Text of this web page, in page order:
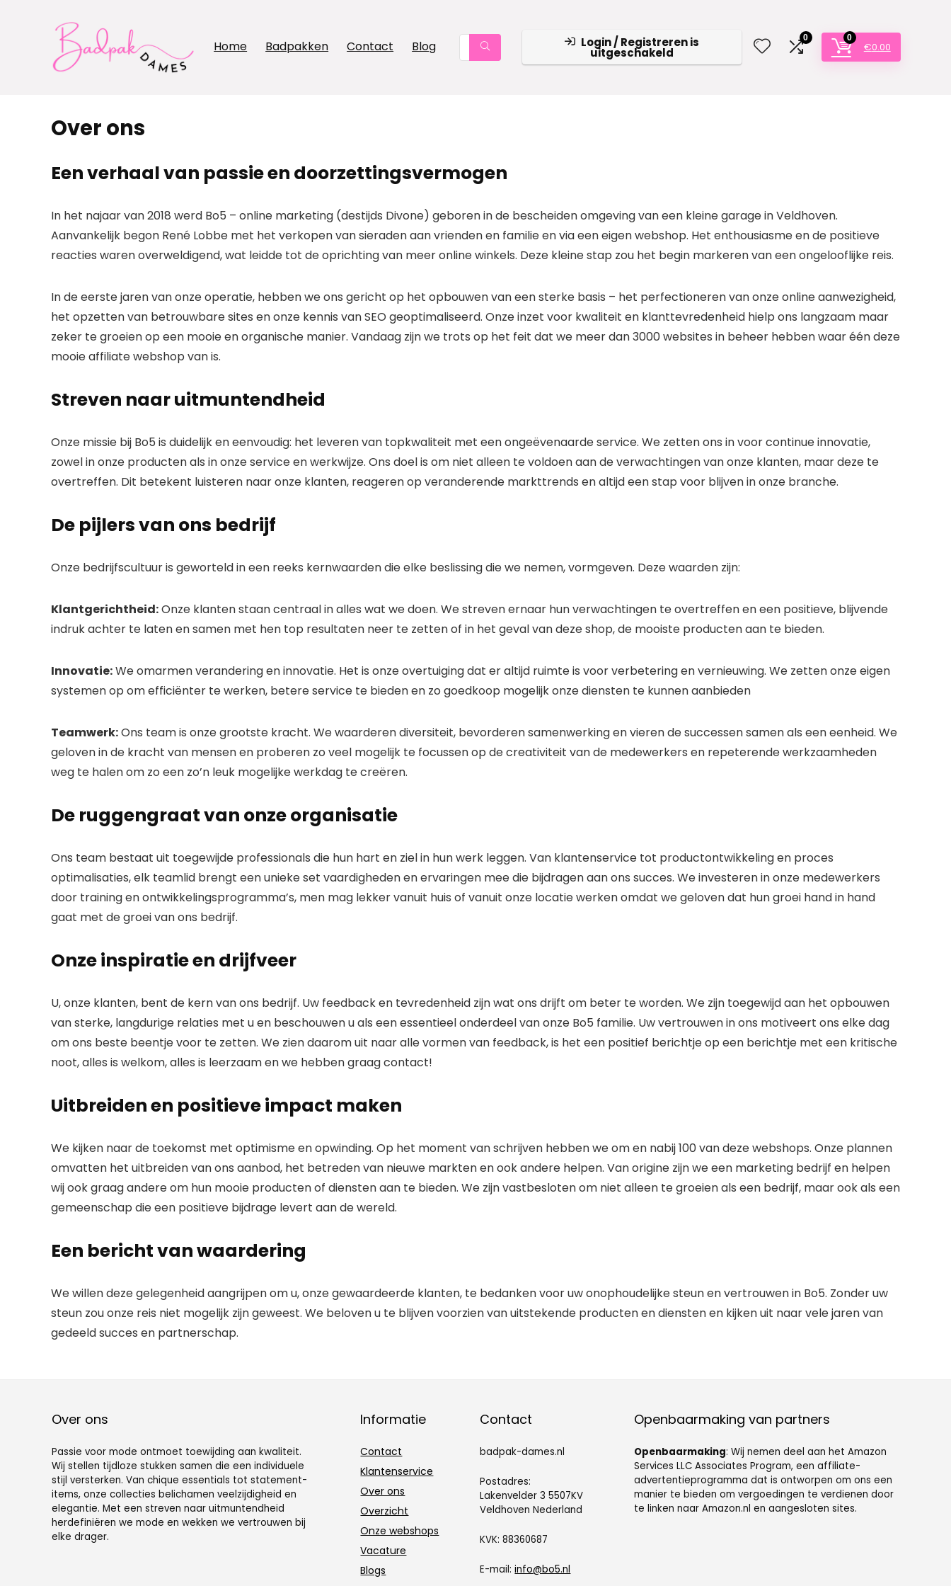
Home Badpakken Contact Blog Login / Registreren is
uitgeschakeld
0 0
€0.00
Over ons
Een verhaal van passie en doorzettingsvermogen
In het najaar van 2018 werd Bo5 – online marketing (destijds Divone) geboren in de bescheiden omgeving van een kleine garage in Veldhoven.
Aanvankelijk begon René Lobbe met het verkopen van sieraden aan vrienden en familie en via een eigen webshop. Het enthousiasme en de positieve
reacties waren overweldigend, wat leidde tot de oprichting van meer online winkels. Deze kleine stap zou het begin markeren van een ongelooflijke reis.
In de eerste jaren van onze operatie, hebben we ons gericht op het opbouwen van een sterke basis – het perfectioneren van onze online aanwezigheid,
het opzetten van betrouwbare sites en onze kennis van SEO geoptimaliseerd. Onze inzet voor kwaliteit en klanttevredenheid hielp ons langzaam maar
zeker te groeien op een mooie en organische manier. Vandaag zijn we trots op het feit dat we meer dan 3000 websites in beheer hebben waar één deze
mooie affiliate webshop van is.
Streven naar uitmuntendheid
Onze missie bij Bo5 is duidelijk en eenvoudig: het leveren van topkwaliteit met een ongeëvenaarde service. We zetten ons in voor continue innovatie,
zowel in onze producten als in onze service en werkwijze. Ons doel is om niet alleen te voldoen aan de verwachtingen van onze klanten, maar deze te
overtreffen. Dit betekent luisteren naar onze klanten, reageren op veranderende markttrends en altijd een stap voor blijven in onze branche.
De pijlers van ons bedrijf
Onze bedrijfscultuur is geworteld in een reeks kernwaarden die elke beslissing die we nemen, vormgeven. Deze waarden zijn:
Klantgerichtheid:Onze klanten staan ​​centraal in alles wat we doen. We streven ernaar hun verwachtingen te overtreffen en een positieve, blijvende
indruk achter te laten en samen met hen top resultaten neer te zetten of in het geval van deze shop, de mooiste producten aan te bieden.
Innovatie:We omarmen verandering en innovatie. Het is onze overtuiging dat er altijd ruimte is voor verbetering en vernieuwing. We zetten onze eigen
systemen op om efficiënter te werken, betere service te bieden en zo goedkoop mogelijk onze diensten te kunnen aanbieden
Teamwerk:Ons team is onze grootste kracht. We waarderen diversiteit, bevorderen samenwerking en vieren de successen samen als een eenheid. We
geloven in de kracht van mensen en proberen zo veel mogelijk te focussen op de creativiteit van de medewerkers en repeterende werkzaamheden
weg te halen om zo een zo’n leuk mogelijke werkdag te creëren.
De ruggengraat van onze organisatie
Ons team bestaat uit toegewijde professionals die hun hart en ziel in hun werk leggen. Van klantenservice tot productontwikkeling en proces
optimalisaties, elk teamlid brengt een unieke set vaardigheden en ervaringen mee die bijdragen aan ons succes. We investeren in onze medewerkers
door training en ontwikkelingsprogramma’s, men mag lekker vanuit huis of vanuit onze locatie werken omdat we geloven dat hun groei hand in hand
gaat met de groei van ons bedrijf.
Onze inspiratie en drijfveer
U, onze klanten, bent de kern van ons bedrijf. Uw feedback en tevredenheid zijn wat ons drijft om beter te worden. We zijn toegewijd aan het opbouwen
van sterke, langdurige relaties met u en beschouwen u als een essentieel onderdeel van onze Bo5 familie. Uw vertrouwen in ons motiveert ons elke dag
om ons beste beentje voor te zetten. We zien daarom uit naar alle vormen van feedback, is het een positief berichtje op een berichtje met een kritische
noot, alles is welkom, alles is leerzaam en we hebben graag contact!
Uitbreiden en positieve impact maken
We kijken naar de toekomst met optimisme en opwinding. Op het moment van schrijven hebben we om en nabij 100 van deze webshops. Onze plannen
omvatten het uitbreiden van ons aanbod, het betreden van nieuwe markten en ook andere helpen. Van origine zijn we een marketing bedrijf en helpen
wij ook graag andere om hun mooie producten of diensten aan te bieden. We zijn vastbesloten om niet alleen te groeien als een bedrijf, maar ook als een
gemeenschap die een positieve bijdrage levert aan de wereld.
Een bericht van waardering
We willen deze gelegenheid aangrijpen om u, onze gewaardeerde klanten, te bedanken voor uw onophoudelijke steun en vertrouwen in Bo5. Zonder uw
steun zou onze reis niet mogelijk zijn geweest. We beloven u te blijven voorzien van uitstekende producten en diensten en kijken uit naar vele jaren van
gedeeld succes en partnerschap.
Over ons
Passie voor mode ontmoet toewijding aan kwaliteit.
Wij stellen tijdloze stukken samen die een individuele
stijl versterken. Van chique essentials tot statement-
items, onze collecties belichamen veelzijdigheid en
elegantie. Met een streven naar uitmuntendheid
herdefiniëren we mode en wekken we vertrouwen bij
elke drager.
Informatie
Contact
Klantenservice
Over ons
Overzicht
Onze webshops
Vacature
Blogs
Contact
badpak-dames.nl
Postadres:
Lakenvelder 3 5507KV
Veldhoven Nederland
KVK: 88360687
E-mail:info@bo5.nl
Openbaarmaking van partners
Openbaarmaking: Wij nemen deel aan het Amazon
Services LLC Associates Program, een affiliate-
advertentieprogramma dat is ontworpen om ons een
manier te bieden om vergoedingen te verdienen door
te linken naar Amazon.nl en aangesloten sites.